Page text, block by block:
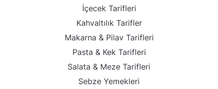
İçecek Tarifleri
Kahvaltılık Tarifler
Makarna & Pilav Tarifleri
Pasta & Kek Tarifleri
Salata & Meze Tarifleri
Sebze Yemekleri